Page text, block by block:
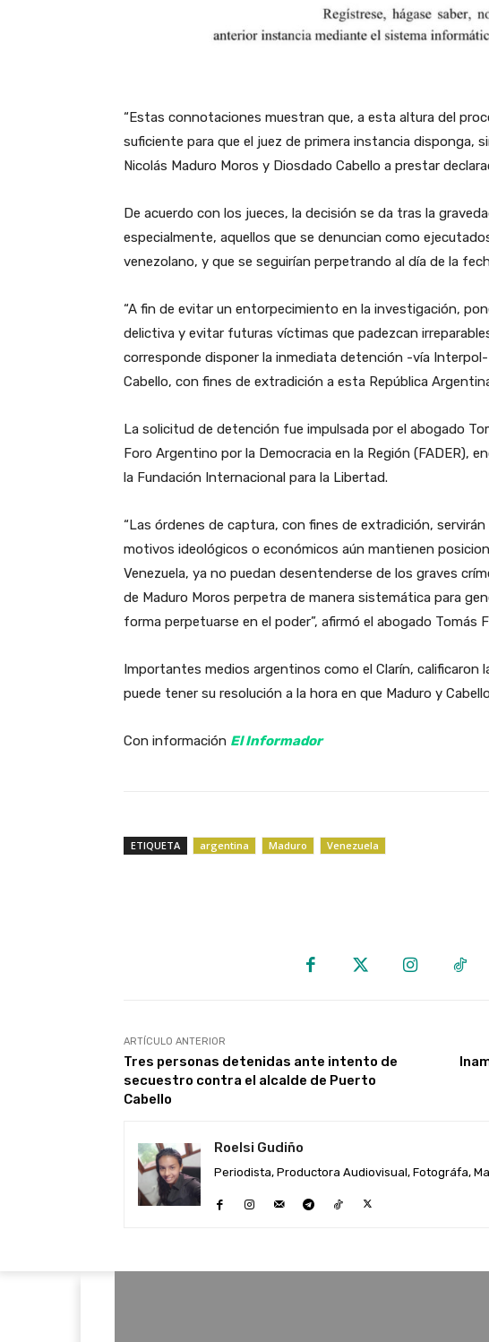
“Estas connotaciones muestran que, a esta altura del
suficiente para que el juez de primera instancia disponga,
Nicolás Maduro Moros y Diosdado Cabello a prestar
De acuerdo con los jueces, la decisión se da tras la
especialmente, aquellos que se denuncian como
venezolano, y que se seguirían perpetrando al día de la
“A fin de evitar un entorpecimiento en la investigación,
delictiva y evitar futuras víctimas que padezcan
corresponde disponer la inmediata detención -vía
Cabello, con fines de extradición a esta República
La solicitud de detención fue impulsada por el abogado
Foro Argentino por la Democracia en la Región (FADER),
la Fundación Internacional para la Libertad.
“Las órdenes de captura, con fines de extradición,
motivos ideológicos o económicos aún mantienen
Venezuela, ya no puedan desentenderse de los graves
de Maduro Moros perpetra de manera sistemática para
forma perpetuarse en el poder”, afirmó el abogado Tomás
Importantes medios argentinos como el Clarín, calificaron
puede tener su resolución a la hora en que Maduro y
Con información El Informador
ETIQUETA argentina Maduro Venezuela
ARTÍCULO ANTERIOR
Tres personas detenidas ante intento de
secuestro contra el alcalde de Puerto
Cabello
Roelsi Gudiño
Periodista, Productora Audiovisual, Fotográfa,